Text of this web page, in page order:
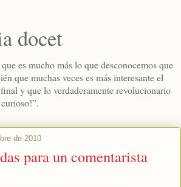
docet
es mucho más lo que desconocemos que
que muchas veces es más interesante el
y que lo verdaderamente revolucionario
de 2010
para un comentarista